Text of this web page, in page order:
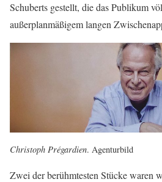
Schuberts gestellt, die das Publikum
außerplanmäßigem langen
Christoph Prégardien. Agenturbild
Zwei der berühmtesten Stücke waren